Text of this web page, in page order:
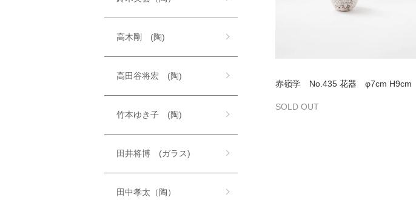
赤嶺学 No.435 花器 φ7cm H9cm
SOLD OUT
高木剛 (陶)
高田谷将宏 (陶)
竹本ゆき子 (陶)
田井将博 (ガラス)
田中孝太（陶）